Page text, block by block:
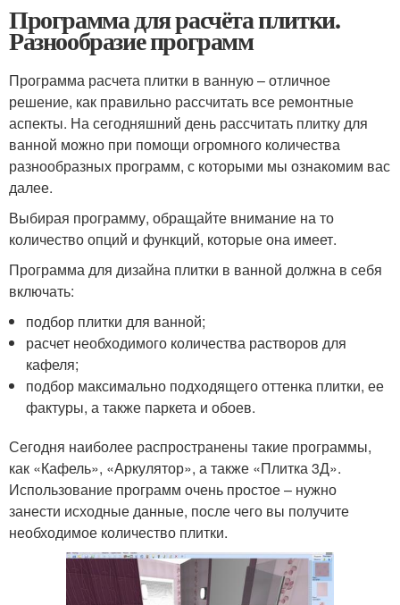
Программа для расчёта плитки.
Разнообразие программ
Программа расчета плитки в ванную – отличное
решение, как правильно рассчитать все ремонтные
аспекты. На сегодняшний день рассчитать плитку для
ванной можно при помощи огромного количества
разнообразных программ, с которыми мы ознакомим вас
далее.
Выбирая программу, обращайте внимание на то
количество опций и функций, которые она имеет.
Программа для дизайна плитки в ванной должна в себя
включать:
подбор плитки для ванной;
расчет необходимого количества растворов для
кафеля;
подбор максимально подходящего оттенка плитки, ее
фактуры, а также паркета и обоев.
Сегодня наиболее распространены такие программы,
как «Кафель», «Аркулятор», а также «Плитка 3Д».
Использование программ очень простое – нужно
занести исходные данные, после чего вы получите
необходимое количество плитки.